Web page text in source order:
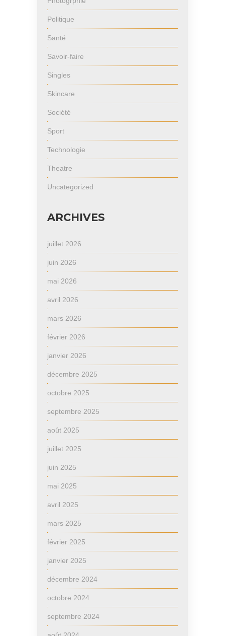
Politique
Santé
Savoir-faire
Singles
Skincare
Société
Sport
Technologie
Theatre
Uncategorized
ARCHIVES
juillet 2026
juin 2026
mai 2026
avril 2026
mars 2026
février 2026
janvier 2026
décembre 2025
octobre 2025
septembre 2025
août 2025
juillet 2025
juin 2025
mai 2025
avril 2025
mars 2025
février 2025
janvier 2025
décembre 2024
octobre 2024
septembre 2024